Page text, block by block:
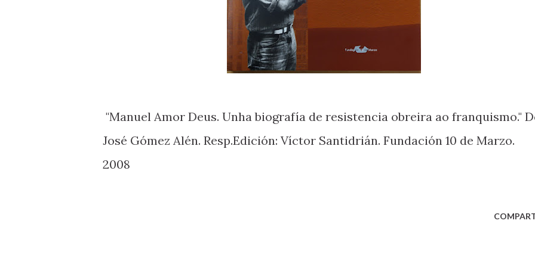
"Manuel Amor Deus. Unha biografía de resistencia obreira ao franquismo."
José Gómez Alén. Resp.Edición: Víctor Santidrián. Fundación 10 de Marzo.
2008